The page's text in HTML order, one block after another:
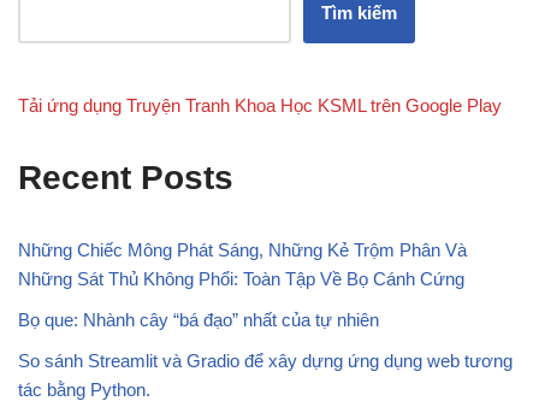
Tìm kiếm
Tải ứng dụng Truyện Tranh Khoa Học KSML trên Google Play
Recent Posts
Những Chiếc Mông Phát Sáng, Những Kẻ Trộm Phân Và
Những Sát Thủ Không Phổi: Toàn Tập Về Bọ Cánh Cứng
Bọ que: Nhành cây “bá đạo” nhất của tự nhiên
So sánh Streamlit và Gradio để xây dựng ứng dụng web tương
tác bằng Python.